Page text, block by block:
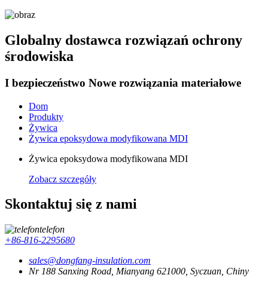
Globalny dostawca rozwiązań ochrony
środowiska
I bezpieczeństwo Nowe rozwiązania materiałowe
Dom
Produkty
Żywica
Żywica epoksydowa modyfikowana MDI
Żywica epoksydowa modyfikowana MDI
Zobacz szczegóły
Skontaktuj się z nami
telefon
+86-816-2295680
sales@dongfang-insulation.com
Nr 188 Sanxing Road, Mianyang 621000, Syczuan, Chiny